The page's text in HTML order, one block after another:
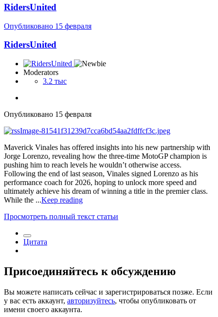
RidersUnited
Опубликовано 15 февраля
RidersUnited
Moderators
3.2 тыс
Опубликовано 15 февраля
Maverick Vinales has offered insights into his new partnership with
Jorge Lorenzo, revealing how the three-time MotoGP champion is
pushing him to reach levels he wouldn’t otherwise access.
Following the end of last season, Vinales signed Lorenzo as his
performance coach for 2026, hoping to unlock more speed and
ultimately achieve his dream of winning a title in the premier class.
While the ...Keep reading
Просмотреть полный текст статьи
Цитата
Присоединяйтесь к обсуждению
Вы можете написать сейчас и зарегистрироваться позже. Если
у вас есть аккаунт, авторизуйтесь, чтобы опубликовать от
имени своего аккаунта.